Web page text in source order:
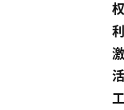
权
利
激
活
工